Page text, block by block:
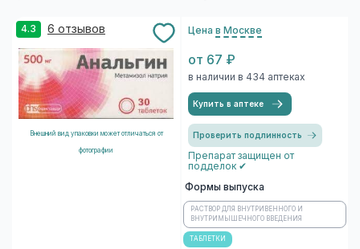
4.3 6 отзывов
Внешний вид упаковки может отличаться от
фотографии
Цена в Москве
от 67 ₽
в наличии в 434 аптеках
Купить в аптеке
Проверить подлинность
Препарат защищен от
подделок ✔
Формы выпуска
РАСТВОР ДЛЯ ВНУТРИВЕННОГО И
ВНУТРИМЫШЕЧНОГО ВВЕДЕНИЯ
ТАБЛЕТКИ